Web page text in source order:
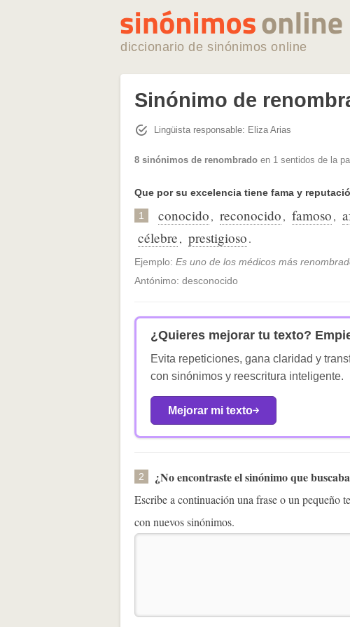
diccionario de sinónimos online
Sinónimo de
Lingüista responsable: Eliza Arias
8 sinónimos de renombrado en 1 sentidos de la
Que por su excelencia tiene fama y
1 conocido, reconocido, famoso,
célebre, prestigioso.
Ejemplo: Es uno de los médicos más
Antónimo: desconocido
¿Quieres mejorar tu texto?
Evita repeticiones, gana claridad y
con sinónimos y reescritura inteligente.
Mejorar mi texto
2 ¿No encontraste el sinónimo que
Escribe a continuación una frase o un pequeño
con nuevos sinónimos.